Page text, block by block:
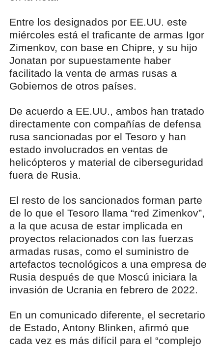
Entre los designados por EE.UU. este
miércoles está el traficante de armas Igor
Zimenkov, con base en Chipre, y su hijo
Jonatan por supuestamente haber
facilitado la venta de armas rusas a
Gobiernos de otros países.
De acuerdo a EE.UU., ambos han tratado
directamente con compañías de defensa
rusa sancionadas por el Tesoro y han
estado involucrados en ventas de
helicópteros y material de ciberseguridad
fuera de Rusia.
El resto de los sancionados forman parte
de lo que el Tesoro llama “red Zimenkov”,
a la que acusa de estar implicada en
proyectos relacionados con las fuerzas
armadas rusas, como el suministro de
artefactos tecnológicos a una empresa de
Rusia después de que Moscú iniciara la
invasión de Ucrania en febrero de 2022.
En un comunicado diferente, el secretario
de Estado, Antony Blinken, afirmó que
cada vez es más difícil para el “complejo